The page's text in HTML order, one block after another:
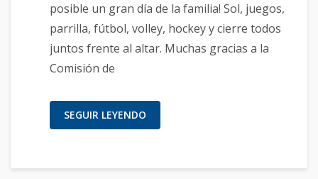
posible un gran día de la familia! Sol, juegos,
parrilla, fútbol, volley, hockey y cierre todos
juntos frente al altar. Muchas gracias a la
Comisión de
SEGUIR LEYENDO